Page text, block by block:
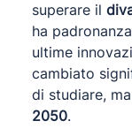
superare il
ha
ultime
cambiato
di studiare,
2050.